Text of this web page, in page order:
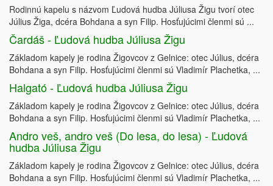
Rodinnú kapelu s názvom Ľudová hudba Júliusa Žigu tvorí otec
Július Žiga, dcéra Bohdana a syn Filip. Hosťujúcimi členmi sú ...
Čardáš - Ľudová hudba Júliusa Žigu
Základom kapely je rodina Žigovcov z Gelnice: otec Július, dcéra
Bohdana a syn Filip. Hosťujúcimi členmi sú Vladimír Plachetka, ...
Halgató - Ľudová hudba Júliusa Žigu
Základom kapely je rodina Žigovcov z Gelnice: otec Július, dcéra
Bohdana a syn Filip. Hosťujúcimi členmi sú Vladimír Plachetka, ...
Andro veš, andro veš (Do lesa, do lesa) - Ľudová
hudba Júliusa Žigu
Základom kapely je rodina Žigovcov z Gelnice: otec Július, dcéra
Bohdana a syn Filip. Hosťujúcimi členmi sú Vladimír Plachetka, ...